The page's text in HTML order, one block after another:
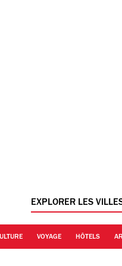
EXPLORER LES
VOYAGE HÔTELS